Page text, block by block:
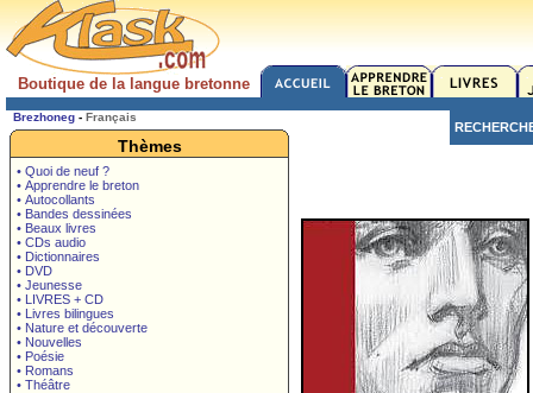
Boutique de la langue bretonne
Brezhoneg - Français
Thèmes
• Quoi de neuf ?
• Apprendre le breton
• Autocollants
• Bandes dessinées
• Beaux livres
• CDs audio
• Dictionnaires
• DVD
• Jeunesse
• LIVRES + CD
• Livres bilingues
• Nature et découverte
• Nouvelles
• Poésie
• Romans
• Théâtre